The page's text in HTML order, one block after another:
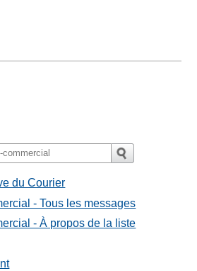
du Courier
- Tous les messages
- À propos de la liste